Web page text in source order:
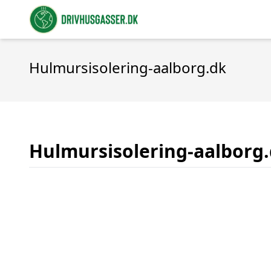
Hulmursisolering-aalborg.dk
Hulmursisolering-